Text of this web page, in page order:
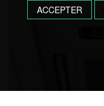
ACCEPTER